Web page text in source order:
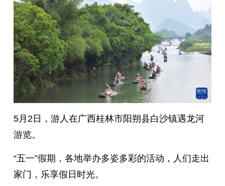
5月2日，游人在广西桂林市阳朔县白沙镇遇龙河
游览。
“五一”假期，各地举办多姿多彩的活动，人们走出
家门，乐享假日时光。